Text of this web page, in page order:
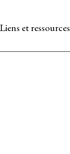
Liens et ressources